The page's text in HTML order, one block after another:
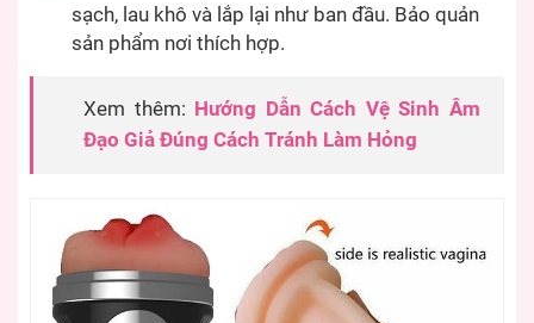
sạch, lau khô và lắp lại như ban đầu. Bảo quản
sản phẩm nơi thích hợp.
Xem thêm: Hướng Dẫn Cách Vệ Sinh Âm
Đạo Giả Đúng Cách Tránh Làm Hỏng